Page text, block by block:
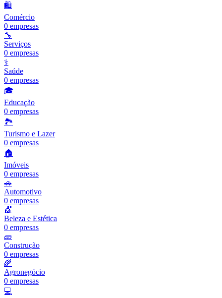
🛍️
Comércio
0 empresas
🔧
Serviços
0 empresas
⚕️
Saúde
0 empresas
🎓
Educação
0 empresas
🏞️
Turismo e Lazer
0 empresas
🏠
Imóveis
0 empresas
🚗
Automotivo
0 empresas
💇
Beleza e Estética
0 empresas
🧱
Construção
0 empresas
🌾
Agronegócio
0 empresas
💻